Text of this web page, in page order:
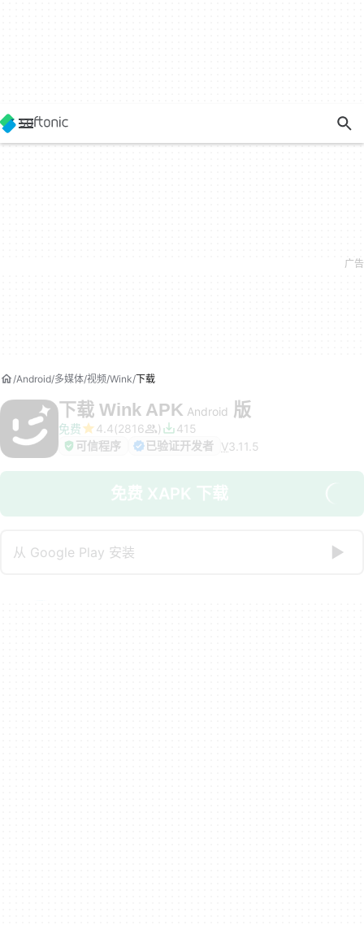
Android 多媒体 视频 Wink 下载
下载 Wink APK Android 版
免费 4.4 2816
415
可信程序
已验证开发者 V3.11.5
免费 XAPK 下载
从 Google Play 安装